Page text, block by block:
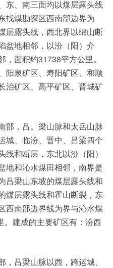
东、南三面均以煤层露头线
找煤勘探区西南部边界为
层露头线，西北界以绵山断
盆地相邻，以汾（阳）介
，面积约31738平方公里。
阳泉矿区、寿阳矿区、和顺
治矿区、高平矿区、晋城矿
部，吕。梁山脉和太岳山脉
城、临汾、晋中、吕梁四个
和断层，东北以汾（阳）
地和沁水煤田相邻，南界是
吕梁山东坡的煤层露头线和
煤层露头线和霍山断裂，东
西南部边界线为界与沁水煤
。建成的主要矿区有：汾西
吕梁山脉以西，跨运城、